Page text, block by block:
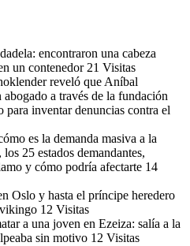
encontraron una cabeza
un contenedor 21 Visitas
reveló que Aníbal
abogado a través de la fundación
para inventar denuncias contra el
es la demanda masiva a la
25 estados demandantes,
y cómo podría afectarte 14
Oslo y hasta el príncipe heredero
12 Visitas
a una joven en Ezeiza: salía a la
sin motivo 12 Visitas